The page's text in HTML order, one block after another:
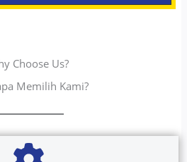
Choose Us?
Memilih Kami?